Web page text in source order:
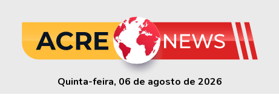
Quinta-feira, 06 de agosto de 2026